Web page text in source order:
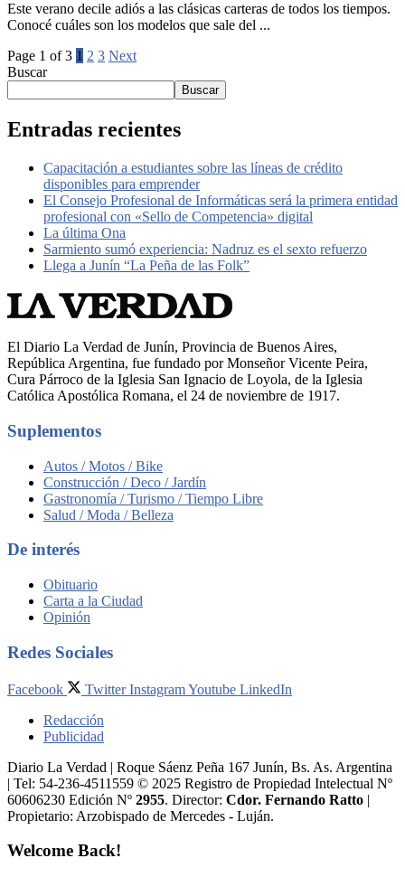
Este verano decile adiós a las clásicas carteras de todos los tiempos.
Conocé cuáles son los modelos que sale del ...
Page 1 of 3 1 2 3 Next
Buscar
Buscar
Entradas recientes
Capacitación a estudiantes sobre las líneas de crédito
disponibles para emprender
El Consejo Profesional de Informáticas será la primera entidad
profesional con «Sello de Competencia» digital
La última Ona
Sarmiento sumó experiencia: Nadruz es el sexto refuerzo
Llega a Junín “La Peña de las Folk”
El Diario La Verdad de Junín, Provincia de Buenos Aires,
República Argentina, fue fundado por Monseñor Vicente Peira,
Cura Párroco de la Iglesia San Ignacio de Loyola, de la Iglesia
Católica Apostólica Romana, el 24 de noviembre de 1917.
Suplementos
Autos / Motos / Bike
Construcción / Deco / Jardín
Gastronomía / Turismo / Tiempo Libre
Salud / Moda / Belleza
De interés
Obituario
Carta a la Ciudad
Opinión
Redes Sociales
Facebook Twitter InstagramYoutube LinkedIn
Redacción
Publicidad
Diario La Verdad | Roque Sáenz Peña 167 Junín, Bs. As. Argentina
| Tel: 54-236-4511559 © 2025 Registro de Propiedad Intelectual Nº
60606230 Edición Nº 2955. Director:​ Cdor. Fernando Ratto |
Propietario:​ Arzobispado de Mercedes - Luján.
Welcome Back!